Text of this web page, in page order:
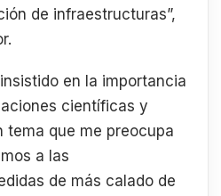
de infraestructuras”,
en la importancia
científicas y
tema que me preocupa
a las
de más calado de